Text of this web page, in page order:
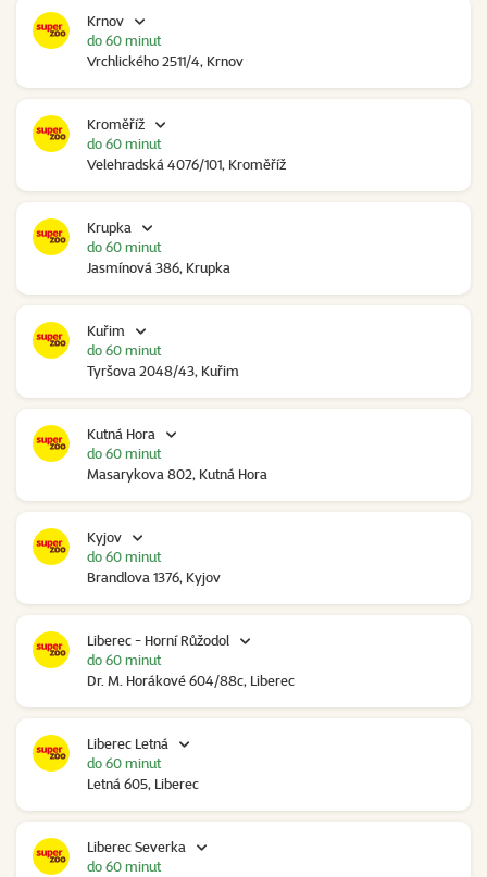
Krnov
Vrchlického 2511/4, Krnov
do 60 minut
Kroměříž
Velehradská 4076/101, Kroměříž
do 60 minut
Krupka
Jasmínová 386, Krupka
do 60 minut
Kuřim
Tyršova 2048/43, Kuřim
do 60 minut
Kutná Hora
Masarykova 802, Kutná Hora
do 60 minut
Kyjov
Brandlova 1376, Kyjov
do 60 minut
Liberec - Horní Růžodol
Dr. M. Horákové 604/88c, Liberec
do 60 minut
Liberec Letná
Letná 605, Liberec
do 60 minut
Liberec Severka
do 60 minut